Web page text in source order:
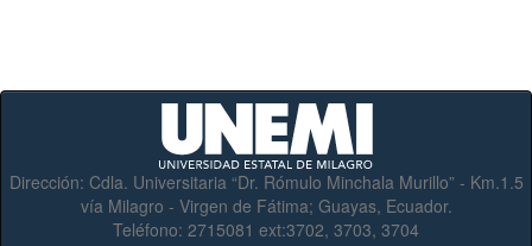
Dirección: Cdla. Universitaria “Dr. Rómulo Minchala Murillo” - Km.1.5
vía Milagro - Virgen de Fátima; Guayas, Ecuador.
Teléfono: 2715081 ext:3702, 3703, 3704